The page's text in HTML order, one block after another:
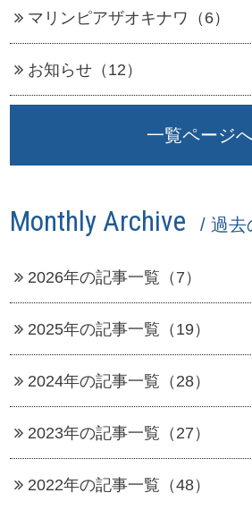
マリンピアザオキナワ（6）
お知らせ（12）
一覧ページ
Monthly Archive / 過去
2026年の記事一覧（7）
2025年の記事一覧（19）
2024年の記事一覧（28）
2023年の記事一覧（27）
2022年の記事一覧（48）